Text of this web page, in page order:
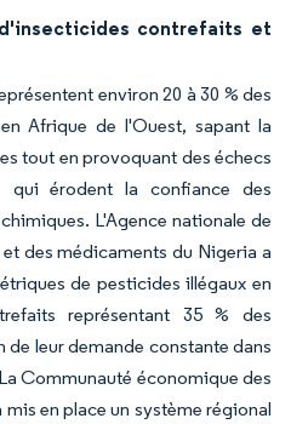
contrefaits et
environ 20 à 30 % des
Afrique de l'Ouest, sapant la
tout en provoquant des échecs
qui érodent la confiance des
L'Agence nationale de
des médicaments du Nigeria a
de pesticides illégaux en
représentant 35 % des
leur demande constante dans
Communauté économique des
en place un système régional